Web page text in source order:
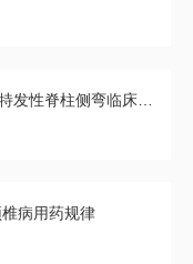
病用药规律